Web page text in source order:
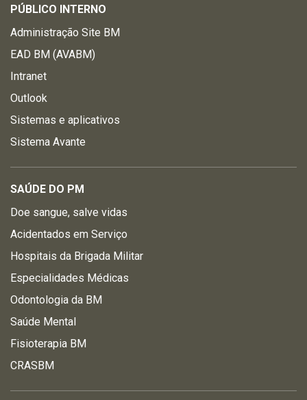
PÚBLICO INTERNO
Administração Site BM
EAD BM (AVABM)
Intranet
Outlook
Sistemas e aplicativos
Sistema Avante
SAÚDE DO PM
Doe sangue, salve vidas
Acidentados em Serviço
Hospitais da Brigada Militar
Especialidades Médicas
Odontologia da BM
Saúde Mental
Fisioterapia BM
CRASBM